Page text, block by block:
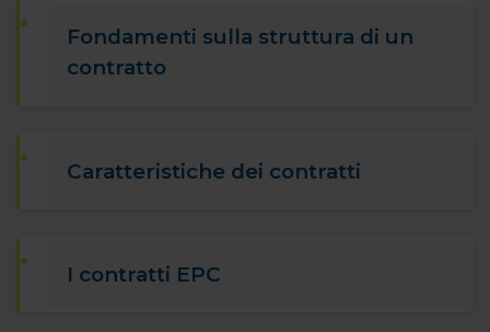
Fondamenti sulla struttura di un
contratto
Caratteristiche dei contratti
I contratti EPC